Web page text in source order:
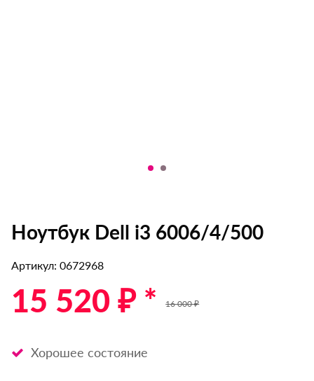
Ноутбук Dell i3 6006/4/500
Артикул: 0672968
15 520 ₽ * 16 000 ₽
Хорошее состояние